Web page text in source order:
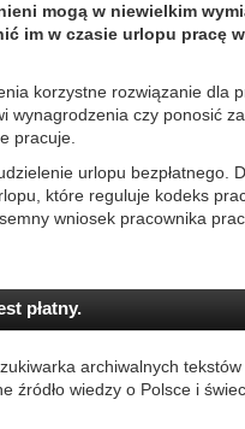
mogą w niewielkim
im w czasie urlopu pracę
korzystne rozwiązanie dla
wynagrodzenia czy ponosić
pracuje.
urlopu bezpłatnego.
które reguluje kodeks
wniosek pracownika
płatny.
archiwalnych
źródło wiedzy o Polsce i